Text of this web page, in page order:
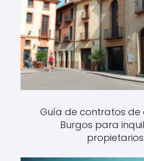
Guía de contratos de
Burgos para
propietarios